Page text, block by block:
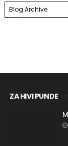
ZA HIVI PUNDE